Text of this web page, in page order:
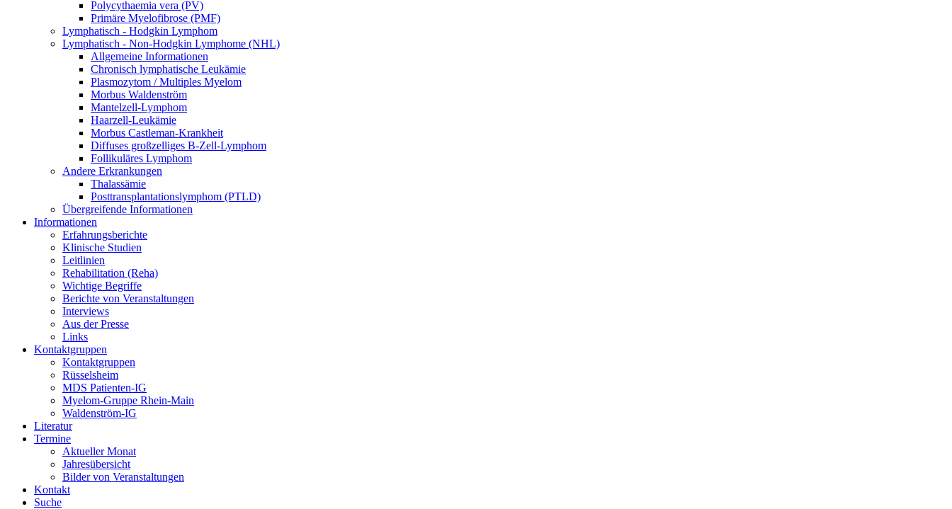
Polycythaemia vera (PV)
Primäre Myelofibrose (PMF)
Lymphatisch - Hodgkin Lymphom
Lymphatisch - Non-Hodgkin Lymphome (NHL)
Allgemeine Informationen
Chronisch lymphatische Leukämie
Plasmozytom / Multiples Myelom
Morbus Waldenström
Mantelzell-Lymphom
Haarzell-Leukämie
Morbus Castleman-Krankheit
Diffuses großzelliges B-Zell-Lymphom
Follikuläres Lymphom
Andere Erkrankungen
Thalassämie
Posttransplantationslymphom (PTLD)
Übergreifende Informationen
Informationen
Erfahrungsberichte
Klinische Studien
Leitlinien
Rehabilitation (Reha)
Wichtige Begriffe
Berichte von Veranstaltungen
Interviews
Aus der Presse
Links
Kontaktgruppen
Kontaktgruppen
Rüsselsheim
MDS Patienten-IG
Myelom-Gruppe Rhein-Main
Waldenström-IG
Literatur
Termine
Aktueller Monat
Jahresübersicht
Bilder von Veranstaltungen
Kontakt
Suche